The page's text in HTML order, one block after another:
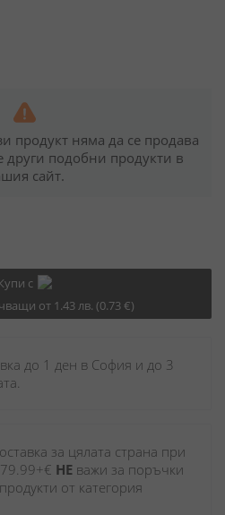
продукт няма да се продава
други подобни продукти в
сайт.
с
от 1.43 лв. (0.73 €)
до 1 ден в София и до 3
за цялата страна при
НЕ важи за поръчки
от категория